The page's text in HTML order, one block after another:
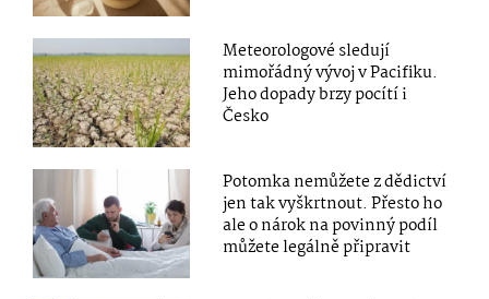
Meteorologové sledují
mimořádný vývoj v Pacifiku.
Jeho dopady brzy pocítí i
Česko
Potomka nemůžete z dědictví
jen tak vyškrtnout. Přesto ho
ale o nárok na povinný podíl
můžete legálně připravit